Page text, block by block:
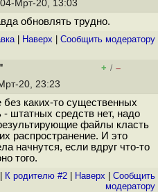
Мрт-20, 13:03
обновлять трудно.
| Наверх Cообщить модератору
+ / –
20, 23:23
без каких-то существенных
штатных средств нет, надо
файлы класть
распространение. И это
начнутся, если вдруг что-то
того.
К родителю #2 Наверх
Cообщить
модератору